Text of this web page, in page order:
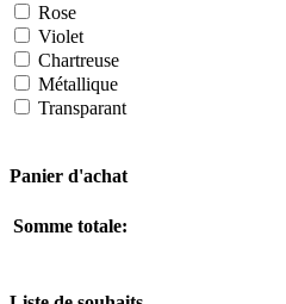
Rose
Violet
Chartreuse
Métallique
Transparant
Panier d'achat
Somme totale: